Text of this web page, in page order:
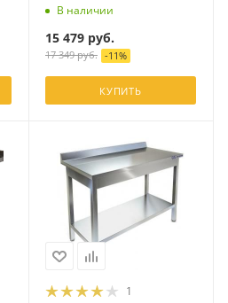
В наличии
15 479 руб.
17 349руб. -11%
КУПИТЬ
1